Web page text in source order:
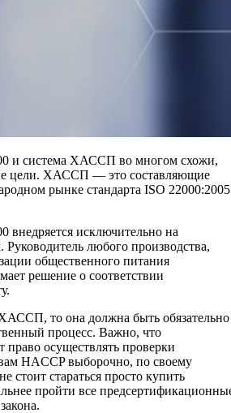
и система ХАССП во многом схожи,
цели. ХАССП — это составляющие
рынке стандарта ISO 22000:2005
исключительно на
Руководитель любого производства,
общественного питания
решение о соответствии
то она должна быть обязательно
процесс. Важно, что
право осуществлять проверки
HACCP выборочно, по своему
стоит стараться просто купить
пройти все